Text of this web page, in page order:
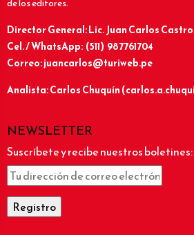
de los editores.
Director General: Lic.Juan Carlos
Cel. / WhatsApp: (511) 987761704
Correo: juancarlos@turiweb.pe
Analista: Carlos Chuquín
NEWSLETTER
Suscríbete y recibe nuestros boletines: